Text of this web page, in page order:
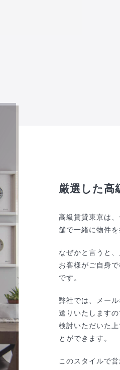
厳選した高
高級賃貸東京は
舗で一緒に物件
なぜかと言うと
お客様がご自身
です。
弊社では、メー
送りいたします
検討いただいた
とができます。
このスタイルで